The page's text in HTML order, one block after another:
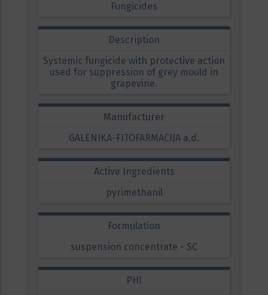
Fungicides
Description
Systemic fungicide with protective action
used for suppression of grey mould in
grapevine.
Manufacturer
GALENIKA-FITOFARMACIJA a.d.
Active Ingredients
pyrimethanil
Formulation
suspension concentrate - SC
PHI